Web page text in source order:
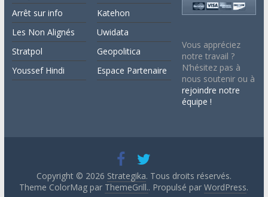
Arrêt sur info
Les Non Alignés
Stratpol
Youssef Hindi
Katehon
Uwidata
Geopolitica
Espace Partenaire
Vous appréciez
notre travail ?
N’hésitez pas à
nous soutenir ou à
rejoindre notre
équipe !
Copyright © 2026 Strategika. Tous droits réservés.
Theme ColorMag par ThemeGrill.. Propulsé parWordPress.